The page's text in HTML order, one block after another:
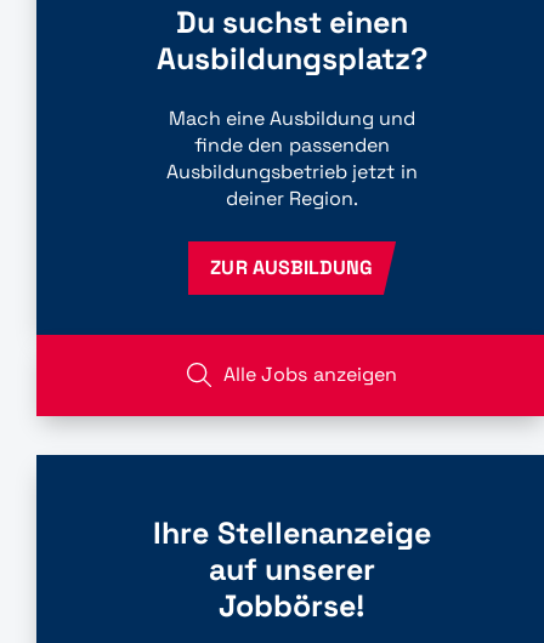
Du suchst einen
Ausbildungsplatz?
Mach eine Ausbildung und
finde den passenden
Ausbildungsbetrieb jetzt in
deiner Region.
ZUR AUSBILDUNG
Alle Jobs anzeigen
Ihre Stellenanzeige
auf unserer
Jobbörse!